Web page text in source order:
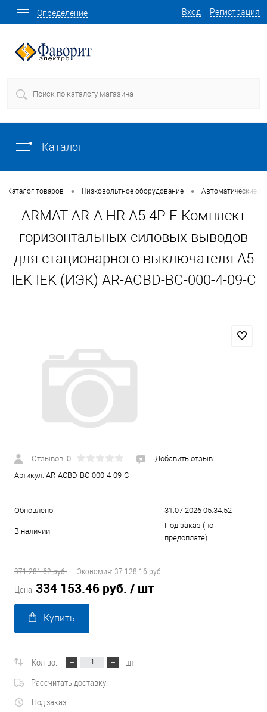
Вход Регистрация
Определение
Каталог
Каталог товаров • Низковольтное оборудование • Автоматические
ARMAT AR-A HR A5 4P F Комплект
горизонтальных силовых выводов
для стационарного выключателя A5
IEK IEK (ИЭК) AR-ACBD-BC-000-4-09-C
Отзывов: 0
Добавить отзыв
Артикул: AR-ACBD-BC-000-4-09-C
Обновлено 31.07.2026 05:34:52
В наличии
Под заказ (по
предоплате)
371 281.62 руб. Экономия: 37 128.16 руб.
Цена: 334 153.46 руб. / шт
Купить
Кол-во:
шт
Рассчитать доставку
Под заказ